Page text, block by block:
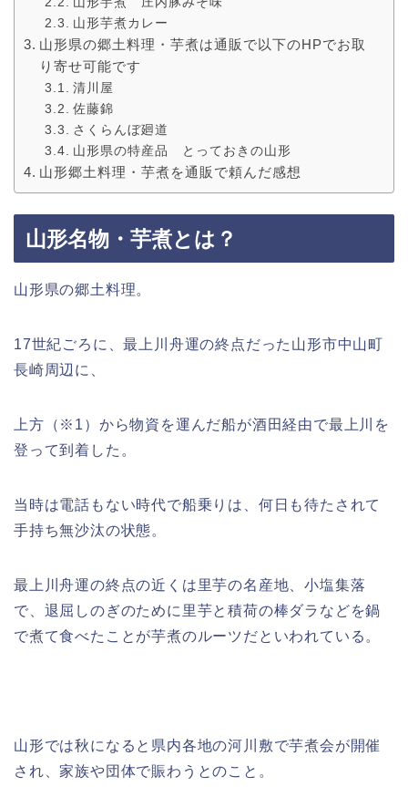
山形芋煮カレー
山形県の郷土料理・芋煮は通販で以下のHPでお取
り寄せ可能です
清川屋
佐藤錦
さくらんぼ廻道
山形県の特産品 とっておきの山形
山形郷土料理・芋煮を通販で頼んだ感想
山形名物・芋煮とは？
山形県の郷土料理。
17世紀ごろに、最上川舟運の終点だった山形市中山町
長崎周辺に、
上方（※1）から物資を運んだ船が酒田経由で最上川を
登って到着した。
当時は電話もない時代で船乗りは、何日も待たされて
手持ち無沙汰の状態。
最上川舟運の終点の近くは里芋の名産地、小塩集落
で、退屈しのぎのために里芋と積荷の棒ダラなどを鍋
で煮て食べたことが芋煮のルーツだといわれている。
山形では秋になると県内各地の河川敷で芋煮会が開催
され、家族や団体で賑わうとのこと。